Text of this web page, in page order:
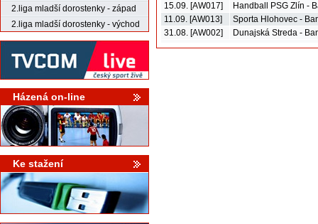
2.liga mladší dorostenky - západ
2.liga mladší dorostenky - východ
Házená on-line
Ke stažení
15.09. [AW017]
Handball PSG Zlín -
11.09. [AW013]
Sporta Hlohovec -
31.08. [AW002]
Dunajská Streda -